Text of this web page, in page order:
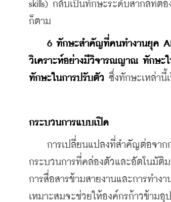
skills) กลับเป็นทักษะระดับสากลที่ต้
ก็ตาม
6 ทักษะสำคัญที่คนทำงานยุค
วิเคราะห์อย่างมีวิจารณญาณ ทักษะ
ทักษะในการปรับตัว ซึ่งทักษะเหล่า
กระบวนการแบบเปิด
การเปลี่ยนแปลงที่สำคัญต่อจากก
กระบวนการที่คล่องตัวและอัตโนมัติ
การสื่อสารข้ามสายงานและการทำง
เหมาะสมจะช่วยให้องค์กรก้าวข้าม